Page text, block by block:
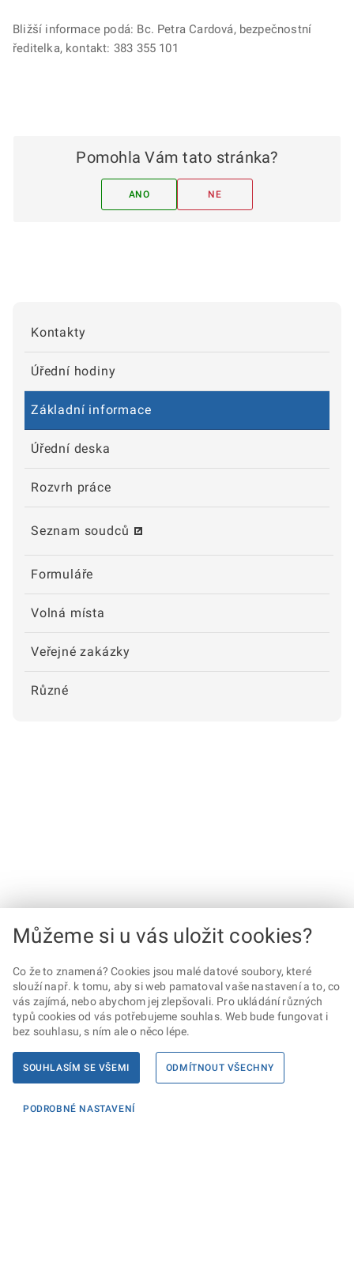
Kontakty
Úřední hodiny
Základní informace
Úřední deska
Rozvrh práce
Seznam soudců
Formuláře
Volná místa
Veřejné zakázky
Různé
Bližší informace podá: Bc. Petra Cardová, bezpečnostní
ředitelka, kontakt: 383 355 101
Pomohla Vám tato stránka?
ANO NE
Můžeme si u vás uložit cookies?
Co že to znamená? Cookies jsou malé datové soubory, které
slouží např. k tomu, aby si web pamatoval vaše nastavení a to, co
vás zajímá, nebo abychom jej zlepšovali. Pro ukládání různých
typů cookies od vás potřebujeme souhlas. Web bude fungovat i
bez souhlasu, s ním ale o něco lépe.
SOUHLASÍM SE VŠEMI ODMÍTNOUT VŠECHNY
PODROBNÉ NASTAVENÍ